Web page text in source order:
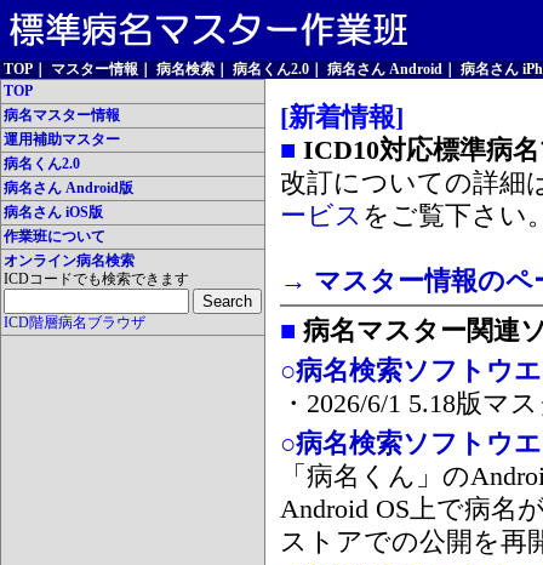
TOP マスター情報 病名検索 病名くん2.0 病名さん Android
病名さん
TOP
病名マスター情報
運用補助マスター
病名くん2.0
病名さん Android版
病名さん iOS版
作業班について
オンライン病名検索
ICDコードでも検索できます
ICD階層病名ブラウザ
[新着情報]
■ ICD10対応標準病
改訂についての詳細
ービス をご覧下さい
→ マスター情報のペ
■ 病名マスター関連
○病名検索ソフトウ
・2026/6/1 5.18版マ
○病名検索ソフトウ
「病名くん」の
Android OS上で病名
ストアでの公開を再